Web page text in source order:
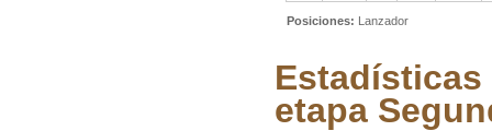
Posiciones: Lanzador
Estadísticas
etapa